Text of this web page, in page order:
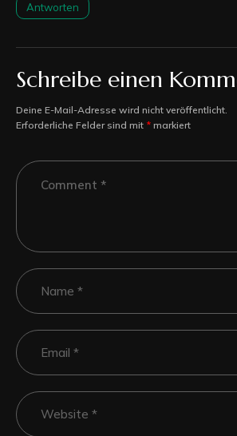
Antworten
Schreibe einen
Deine E-Mail-Adresse wird nicht veröffentlicht.
Erforderliche Felder sind mit * markiert